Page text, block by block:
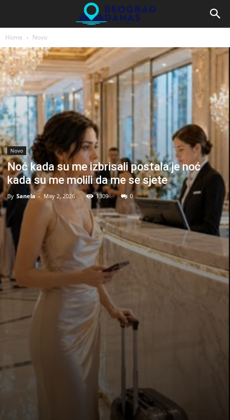
Home Novo
Novo
Noć kada su me izbrisali postala je noć
kada su me molili da me se sjete
By Sanela - May 2, 2026 1309 0